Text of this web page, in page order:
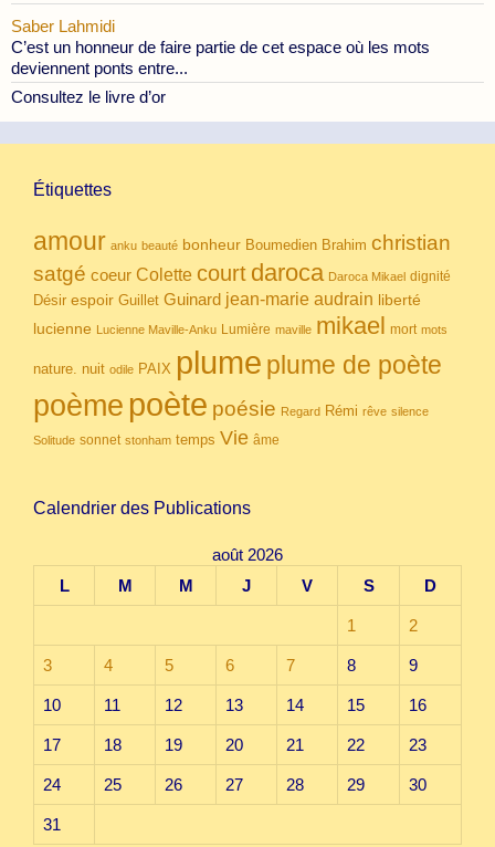
Saber Lahmidi
C’est un honneur de faire partie de cet espace où les mots
deviennent ponts entre...
Consultez le livre d’or
Étiquettes
amour anku beauté bonheur Boumedien Brahim christian
satgé coeur Colette court daroca Daroca Mikael dignité
Désir espoir Guillet Guinard jean-marie audrain liberté
lucienne Lucienne Maville-Anku Lumière maville mikael mort mots
nature. nuit odile PAIX plume plume de poète
poème poète poésie Regard Rémi rêve silence
Solitude sonnet stonham temps Vie âme
Calendrier des Publications
août 2026
L
M M J V S D
1 2
3 4 5 6 7 8 9
10 11 12 13 14 15 16
17 18 19 20 21 22 23
24 25 26 27 28 29 30
31